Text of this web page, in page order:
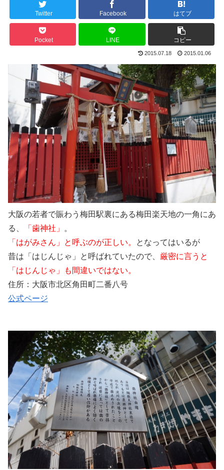
Twitter Facebook はてブ
Pocket LINE コピー
2015.07.18 2015.01.06
大阪の若者で賑わう梅田駅裏にある梅田楽天地の一角にあ
る、
「歯神社」
。
「はがみさん」と呼ぶのが正しい。
となってはいるが
昔は「はじんじゃ」と呼ばれていたので、 厳密に言うと
「はじんじゃ」も間違いではない。
住所：大阪市北区角田町二番八号
公式ページ